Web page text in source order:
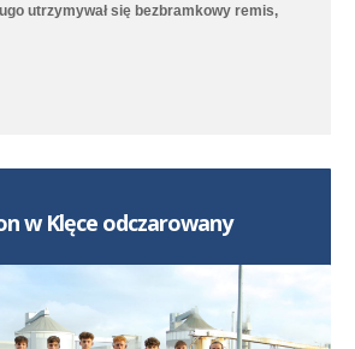
utrzymywał się bezbramkowy remis,
stroną dominującą. W 68. minucie
karnym i przewaga Polonii jeszcze
gola na 1:0 strzelił Marcel Kliszkowiak.
gola na wagę trzech punktów, a po
Franciszka Błaszyka wynik ustalił
w Klęce odczarowany